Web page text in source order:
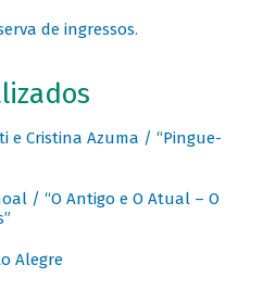
de ingressos.
e Cristina Azuma / “Pingue-
/ “O Antigo e O Atual – O
Alegre